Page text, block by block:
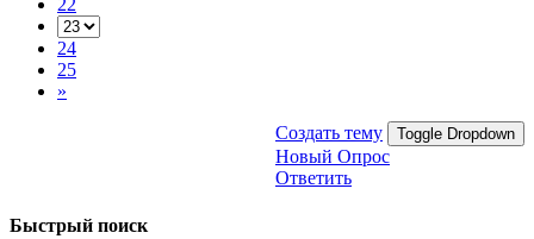
22
24
25
»
Создать тему Toggle Dropdown
Новый Опрос
Ответить
Быстрый поиск